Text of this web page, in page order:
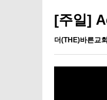
[주일]
더(THE)바른교회